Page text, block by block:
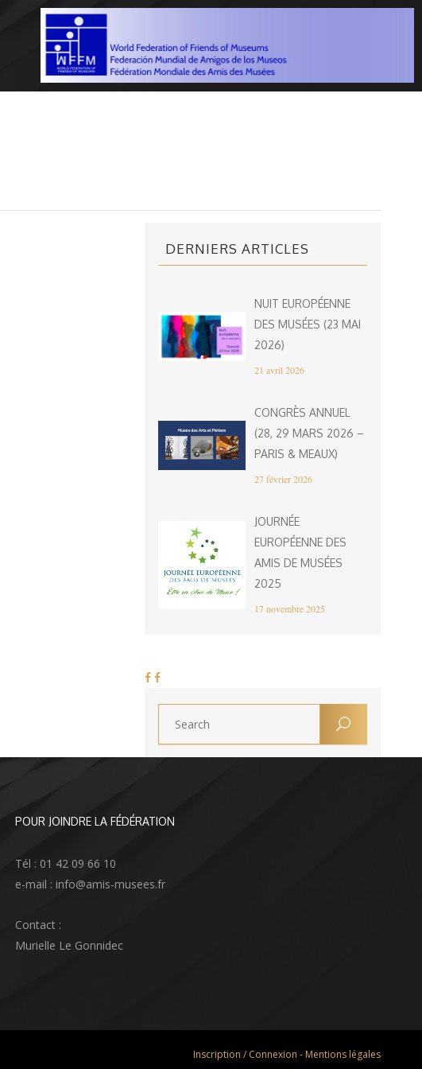
DERNIERS ARTICLES
NUIT EUROPÉENNE
DES MUSÉES (23 MAI
2026)
21 avril 2026
CONGRÈS ANNUEL
(28, 29 MARS 2026 –
PARIS & MEAUX)
27 février 2026
JOURNÉE
EUROPÉENNE DES
AMIS DE MUSÉES
2025
17 novembre 2025
POUR JOINDRE LA FÉDÉRATION
Tél : 01 42 09 66 10
e-mail : info@amis-musees.fr
Contact :
Murielle Le Gonnidec
Inscription / Connexion - Mentions légales